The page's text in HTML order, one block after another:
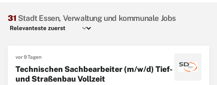
31 Stadt Essen, Verwaltung und kommunale Jobs
vor 9 Tagen
Technischen Sachbearbeiter (m/w/d) Tief-
und Straßenbau Vollzeit